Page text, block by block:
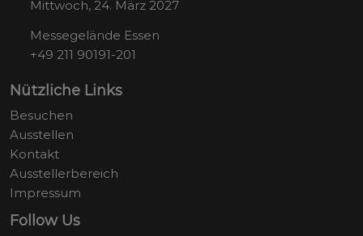
Mittwoch, 24. März 2027
Messegelände Essen
+49 211 90191-201
Nützliche Links
Besuchen
Ausstellen
Kontakt
Ausstellerbereich
Impressum
Follow Us